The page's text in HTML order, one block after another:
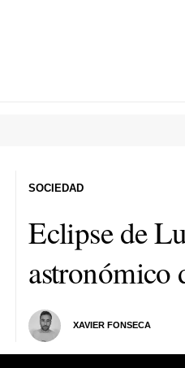
Eclipse de
astronómico
XAVIER FONSECA
SOCIEDAD